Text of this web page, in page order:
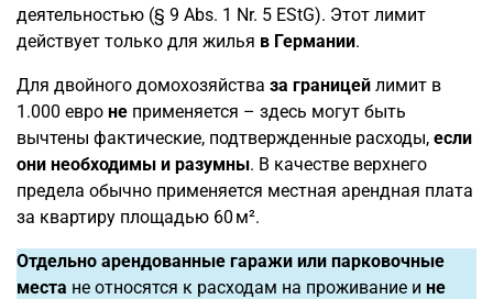
деятельностью (§ 9 Abs. 1 Nr. 5 EStG). Этот лимит
действует только для жилья в Германии.
Для двойного домохозяйства за границей лимит в
1.000 евро не применяется – здесь могут быть
вычтены фактические, подтвержденные расходы, если
они необходимы и разумны. В качестве верхнего
предела обычно применяется местная арендная плата
за квартиру площадью 60 м².
Отдельно арендованные гаражи или парковочные
места не относятся к расходам на проживание и не